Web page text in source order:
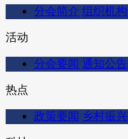
分会简介 组织机构
活动
分会要闻 通知公告
热点
政策要闻 乡村振兴